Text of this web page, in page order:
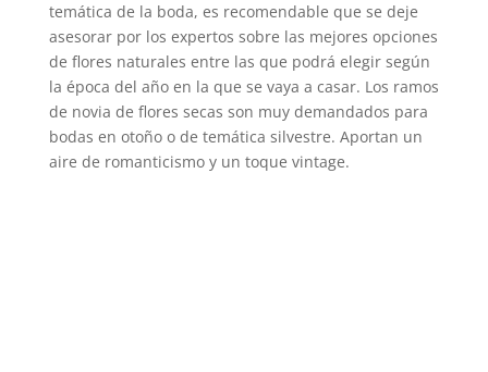
temática de la boda, es recomendable que se deje
asesorar por los expertos sobre las mejores opciones
de flores naturales entre las que podrá elegir según
la época del año en la que se vaya a casar. Los ramos
de novia de flores secas son muy demandados para
bodas en otoño o de temática silvestre. Aportan un
aire de romanticismo y un toque vintage.